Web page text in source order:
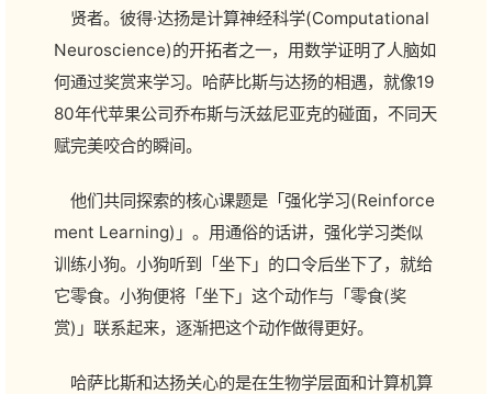
贤者。彼得·达扬是计算神经科学(Computational
Neuroscience)的开拓者之一，用数学证明了人脑如
何通过奖赏来学习。哈萨比斯与达扬的相遇，就像19
80年代苹果公司乔布斯与沃兹尼亚克的碰面，不同天
赋完美咬合的瞬间。
他们共同探索的核心课题是「强化学习(Reinforce
ment Learning)」。用通俗的话讲，强化学习类似
训练小狗。小狗听到「坐下」的口令后坐下了，就给
它零食。小狗便将「坐下」这个动作与「零食(奖
赏)」联系起来，逐渐把这个动作做得更好。
哈萨比斯和达扬关心的是在生物学层面和计算机算